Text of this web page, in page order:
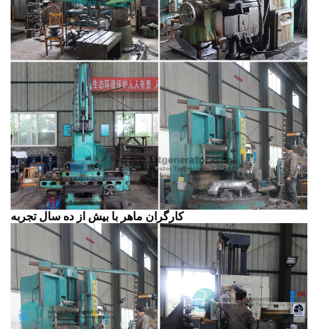
کارگران ماهر با بیش از ده سال تجربه